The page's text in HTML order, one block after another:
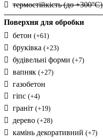
термостійкість (до +300°С)
Поверхня для обробки
бетон (+61)
бруківка (+23)
будівельні форми (+7)
вапняк (+27)
газобетон
гіпс (+4)
граніт (+19)
дерево (+28)
камінь декоративний (+7)